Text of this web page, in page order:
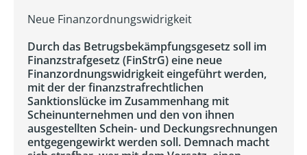
Neue Finanzordnungswidrigkeit
Durch das Betrugsbekämpfungsgesetz soll im
Finanzstrafgesetz (FinStrG) eine neue
Finanzordnungswidrigkeit eingeführt werden,
mit der der finanzstrafrechtlichen
Sanktionslücke im Zusammenhang mit
Scheinunternehmen und den von ihnen
ausgestellten Schein- und Deckungsrechnungen
entgegengewirkt werden soll. Demnach macht